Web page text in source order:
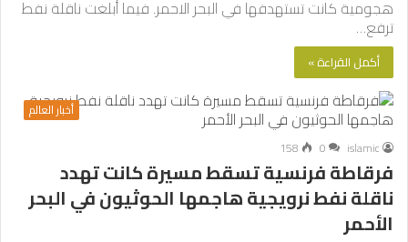
هجومية كانت تستهدفها في البحر الاحمر. فيما أبلغت ناقلة نفط
ترفع…
أكمل القراءة »
أخبار العالم
islamic
0
158
فرقاطة فرنسية تسقط مسيرة كانت تهدد
ناقلة نفط نرويجية هاجمها الحوثيون في البحر
الأحمر